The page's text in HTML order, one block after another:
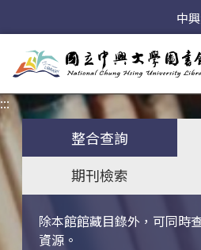
中
:::
整合查詢
期刊檢索
除本館館藏目錄外，可同時
資源。
關鍵字搜尋